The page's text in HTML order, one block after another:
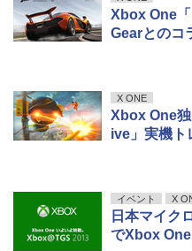
Xbox One
Gearとのコ
X ONE
Xbox One
ive」実機ト
イベント X
日本マイク
でXbox